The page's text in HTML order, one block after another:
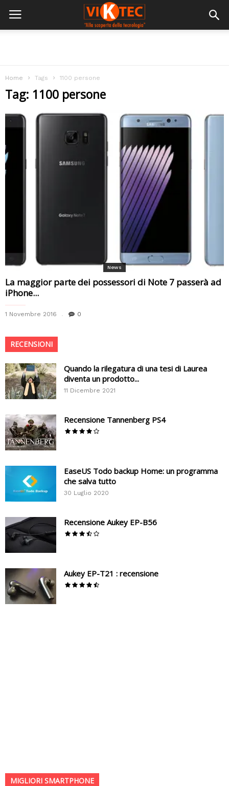
Home Tags 1100 persone
Tag: 1100 persone
News
La maggior parte dei possessori di Note 7 passerà ad
iPhone...
1 Novembre 2016 0
RECENSIONI
Quando la rilegatura di una tesi di Laurea
diventa un prodotto...
11 Dicembre 2021
Recensione Tannenberg PS4
EaseUS Todo backup Home: un programma
che salva tutto
30 Luglio 2020
Recensione Aukey EP-B56
Aukey EP-T21 : recensione
MIGLIORI SMARTPHONE